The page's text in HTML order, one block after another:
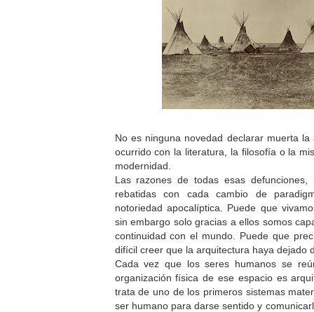
No es ninguna novedad declarar muerta
ocurrido con la literatura, la filosofía o la
modernidad.
Las razones de todas esas
rebatidas con cada cambio de
notoriedad apocalíptica. Puede que
sin embargo solo gracias a ellos somos
continuidad con el mundo. Puede que
difícil creer que la arquitectura haya dejado
Cada vez que los seres humanos se
organización física de ese espacio es
trata de uno de los primeros sistemas
ser humano para darse sentido y